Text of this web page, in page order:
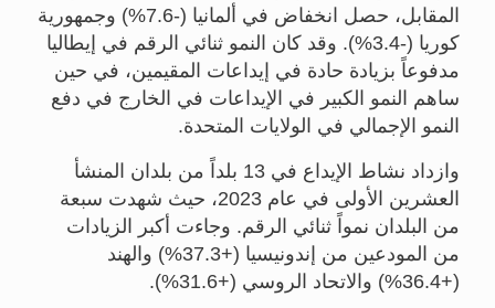
المقابل، حصل انخفاض في ألمانيا (-7.6%) وجمهورية
كوريا (-3.4%). وقد كان النمو ثنائي الرقم في إيطاليا
مدفوعاً بزيادة حادة في إيداعات المقيمين، في حين
ساهم النمو الكبير في الإيداعات في الخارج في دفع
النمو الإجمالي في الولايات المتحدة.
وازداد نشاط الإيداع في 13 بلداً من بلدان المنشأ
العشرين الأولى في عام 2023، حيث شهدت سبعة
من البلدان نمواً ثنائي الرقم. وجاءت أكبر الزيادات
من المودعين من إندونيسيا (+37.3%) والهند
(+36.4%) والاتحاد الروسي (+31.6%).